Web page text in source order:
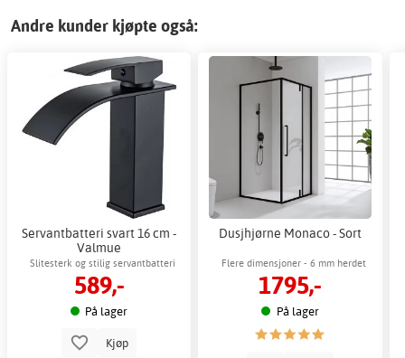
Andre kunder kjøpte også:
Servantbatteri svart 16 cm -
Valmue
Slitesterk og stilig servantbatteri
589,-
På lager
Kjøp
Dusjhjørne Monaco - Sort
Flere dimensjoner - 6 mm herdet
glass
1795,-
På lager